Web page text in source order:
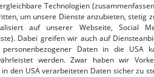
Deine
Technologien
um unsere Dienste anzubieten, stetig
auf unserer Webseite, Social
Dabei greifen wir auch auf
Daten in die USA
werden. Zwar haben wir
den USA verarbeiteten Daten sicher zu